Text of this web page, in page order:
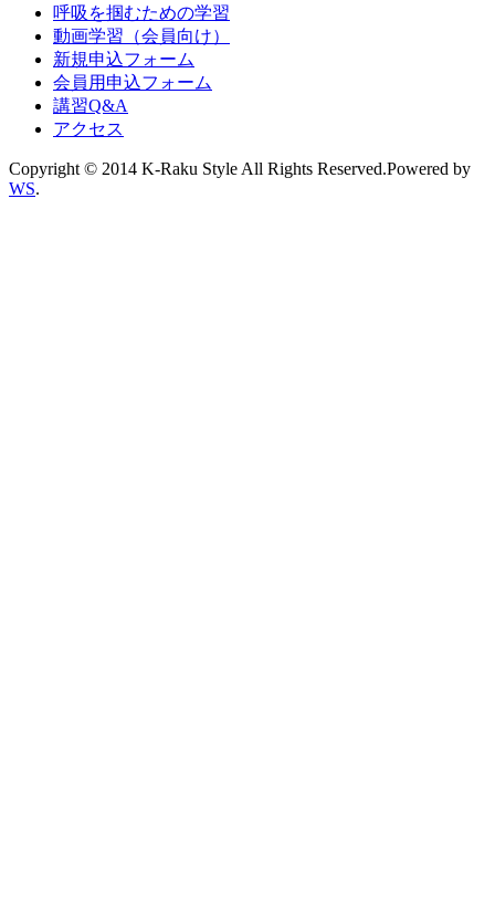
呼吸を掴むための学習
動画学習（会員向け）
新規申込フォーム
会員用申込フォーム
講習Q&A
アクセス
Copyright © 2014 K-Raku Style All Rights Reserved.Powered by
WS.